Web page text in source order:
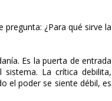
¿Para qué sirve la
Es la puerta de entrada
La crítica debilita,
el poder se siente débil, es